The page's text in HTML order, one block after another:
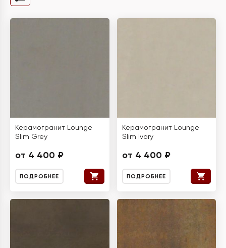
Керамогранит Lounge
Slim Grey
от 4 400 ₽
ПОДРОБНЕЕ
Керамогранит Lounge
Slim Ivory
от 4 400 ₽
ПОДРОБНЕЕ